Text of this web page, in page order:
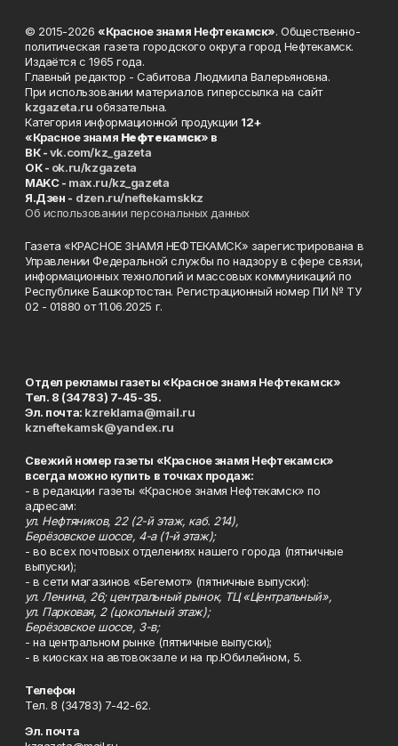
© 2015-2026 «Красное знамя Нефтекамск». Общественно-
политическая газета городского округа город Нефтекамск.
Издаётся с 1965 года.
Главный редактор - Сабитова Людмила Валерьяновна.
При использовании материалов гиперссылка на сайт
kzgazeta.ru обязательна.
Категория информационной продукции 12+
«Красное знамя Нефтекамск» в
ВК -vk.com/kz_gazeta
ОК - ok.ru/kzgazeta
MAKC - max.ru/kz_gazeta
Я.Дзен - dzen.ru/neftekamskkz
Об использовании персональных данных
Газета «КРАСНОЕ ЗНАМЯ НЕФТЕКАМСК» зарегистрирована в
Управлении Федеральной службы по надзору в сфере связи,
информационных технологий и массовых коммуникаций по
Республике Башкортостан. Регистрационный номер ПИ № ТУ
02 - 01880 от 11.06.2025 г.
Отдел рекламы газеты «Красное знамя Нефтекамск»
Тел. 8 (34783) 7-45-35.
Эл. почта: kzreklama@mail.ru
kzneftekamsk@yandex.ru
Свежий номер газеты «Красное знамя Нефтекамск»
всегда можно купить в точках продаж:
- в редакции газеты «Красное знамя Нефтекамск» по
адресам:
ул. Нефтяников, 22 (2-й этаж, каб. 214),
Берёзовское шоссе, 4-а (1-й этаж);
- во всех почтовых отделениях нашего города (пятничные
выпуски);
- в сети магазинов «Бегемот» (пятничные выпуски):
ул. Ленина, 26; центральный рынок, ТЦ «Центральный»,
ул. Парковая, 2 (цокольный этаж);
Берёзовское шоссе, 3-в;
- на центральном рынке (пятничные выпуски);
- в киосках на автовокзале и на пр.Юбилейном, 5.
Телефон
Тел. 8 (34783) 7-42-62.
Эл. почта